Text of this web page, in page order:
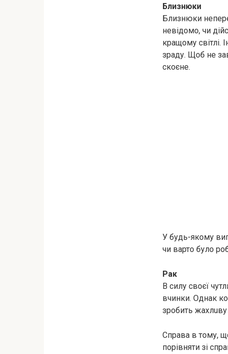
Близнюки
Близнюки
невідомо, чи
кращому світлі.
зраду. Щоб не
скоєне.
У будь-якому
чи варто було
Рак
В силу своєї
вчинки. Однак
зробить
Справа в тому,
порівняти зі